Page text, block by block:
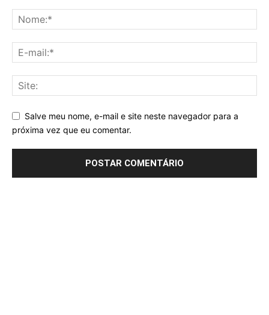
Salve meu nome, e-mail e site neste navegador para a
próxima vez que eu comentar.